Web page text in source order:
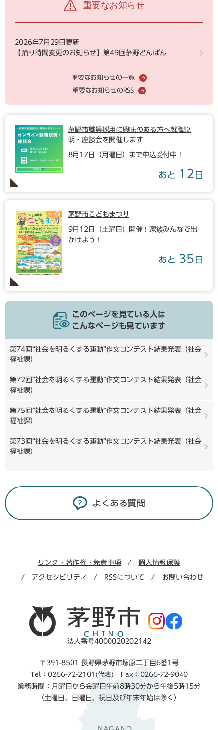
重要なお知らせ
2026年7月29日更新
【踊り時間変更のお知らせ】第49回茅野どんばん
重要なお知らせの一覧
重要なお知らせのRSS
茅野市職員採用に興味のある方へ就職説
明・座談会を開催します
8月17日（月曜日）まで申込受付中！
あと 12 日
茅野市こどもまつり
9月12日（土曜日）開催！家族みんなで出
かけよう！
あと 35 日
このページを見ている人は
こんなページも見ています
第74回“社会を明るくする運動”作文コンテスト結果発表（社会
福祉課）
第72回“社会を明るくする運動”作文コンテスト結果発表（社会
福祉課）
第75回“社会を明るくする運動”作文コンテスト結果発表（社会
福祉課）
第73回“社会を明るくする運動”作文コンテスト結果発表（社会
福祉課）
よくある質問
リンク・著作権・免責事項 個人情報保護
アクセシビリティ RSSについて お問い合わせ
法人番号4000020202142
〒391-8501 長野県茅野市塚原二丁目6番1号
Tel：0266-72-2101(代表) Fax：0266-72-9040
業務時間：月曜日から金曜日午前8時30分から午後5時15分
（土曜日、日曜日、祝日及び年末年始は除く）